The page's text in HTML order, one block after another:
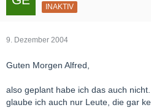
INAKTIV
9. Dezember 2004
Guten Morgen Alfred,
also geplant habe ich das auch
glaube ich auch nur Leute, die gar